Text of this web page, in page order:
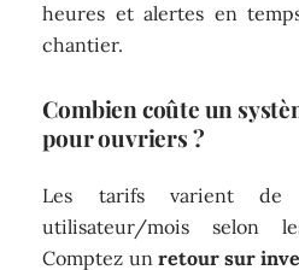
heures et alertes en
chantier.
Combien coûte un
pour ouvriers ?
Les tarifs varient
utilisateur/mois selon
Comptez un retour sur